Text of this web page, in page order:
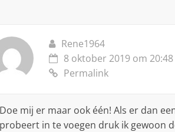
Rene1964
8 oktober 2019 om 20:48
Permalink
Doe mij er maar ook één! Als er dan
probeert in te voegen druk ik gewoon